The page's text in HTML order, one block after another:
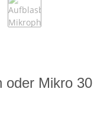
oder Mikro 30